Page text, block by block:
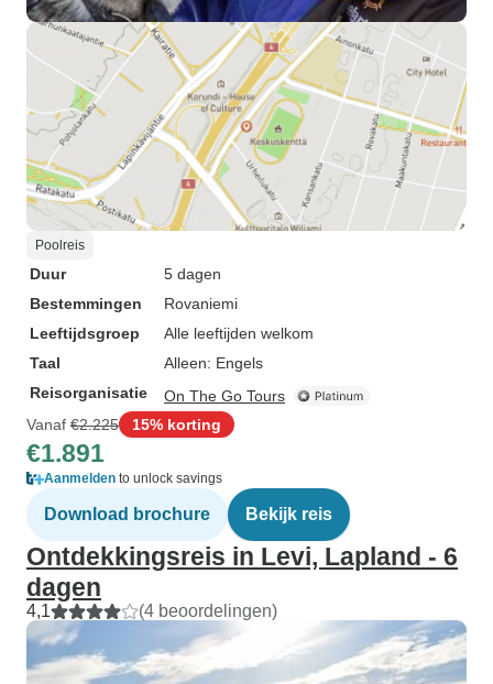
Poolreis
Duur
5 dagen
Bestemmingen
Rovaniemi
Leeftijdsgroep
Alle leeftijden welkom
Taal
Alleen: Engels
Reisorganisatie
On The Go Tours
Vanaf €2.225 15% korting
€1.891
Aanmelden to unlock savings
Download brochure Bekijk reis
Ontdekkingsreis in Levi, Lapland - 6
dagen
4,1 (4 beoordelingen)